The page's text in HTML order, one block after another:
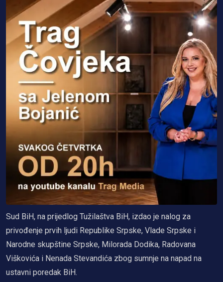
Sud BiH, na prijedlog Tužilaštva BiH, izdao je nalog za
privođenje prvih ljudi Republike Srpske, Vlade Srpske i
Narodne skupštine Srpske, Milorada Dodika, Radovana
Viškovića i Nenada Stevandića zbog sumnje na napad na
ustavni poredak BiH.